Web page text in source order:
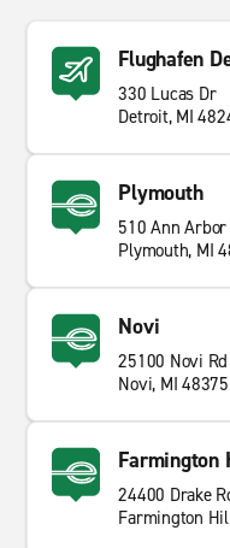
Flughafen
330 Lucas Dr
Detroit, MI
Plymouth
510 Ann Arbor
Plymouth, MI
Novi
25100 Novi Rd
Novi, MI 48375
Farmington
24400 Drake
Farmington